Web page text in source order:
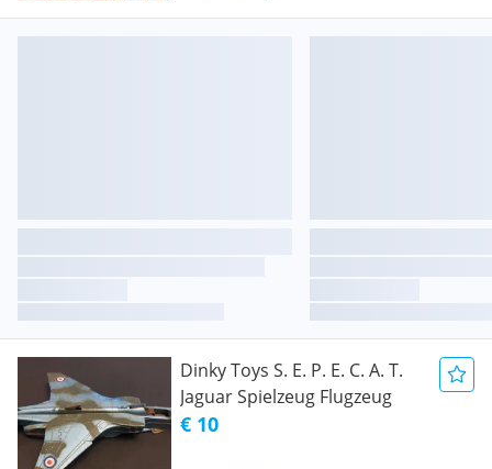
Dinky Toys S. E. P. E. C. A. T.
Jaguar Spielzeug Flugzeug
€ 10